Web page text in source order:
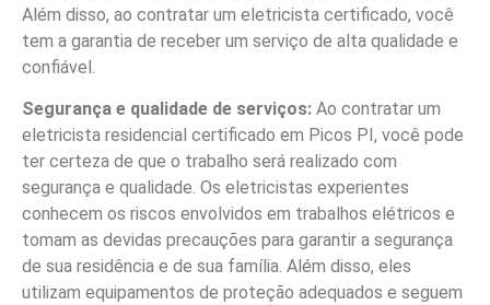
Além disso, ao contratar um eletricista certificado, você
tem a garantia de receber um serviço de alta qualidade e
confiável.
Segurança e qualidade de serviços: Ao contratar um
eletricista residencial certificado em Picos PI, você pode
ter certeza de que o trabalho será realizado com
segurança e qualidade. Os eletricistas experientes
conhecem os riscos envolvidos em trabalhos elétricos e
tomam as devidas precauções para garantir a segurança
de sua residência e de sua família. Além disso, eles
utilizam equipamentos de proteção adequados e seguem